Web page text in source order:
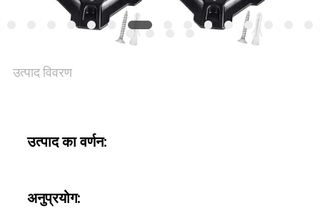
ONLINE
गोपनीयता
उत्पाद विवरण
उत्पाद का वर्णन:
अनुप्रयोग: